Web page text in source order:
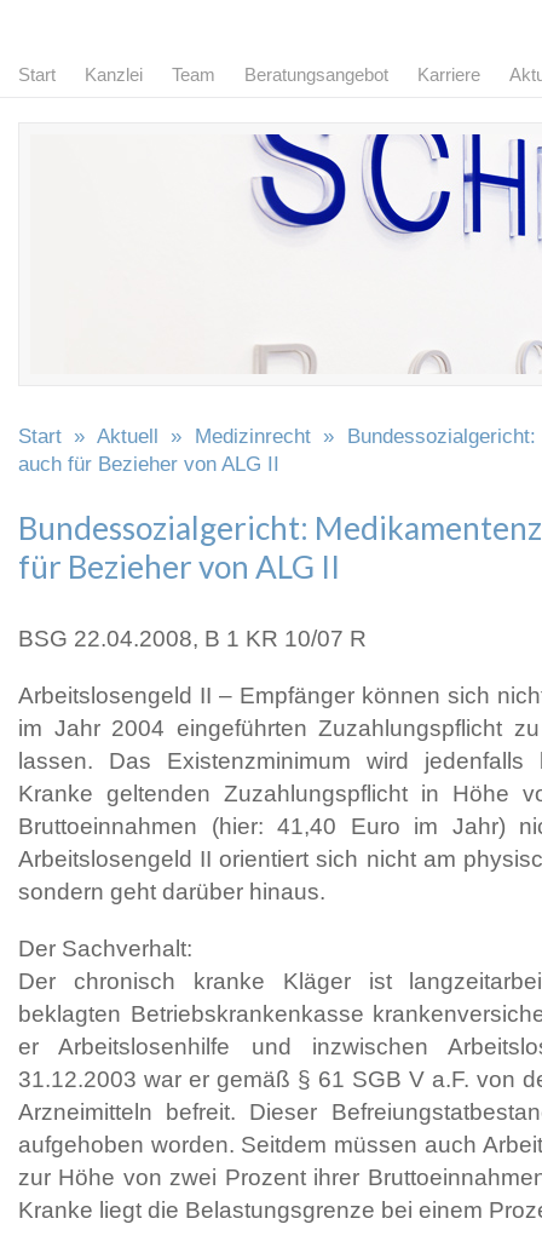
Start Kanzlei Team Beratungsangebot Karriere
Start » Aktuell » Medizinrecht» Bundessozialgericht:
auch für Bezieher von ALG II
Bundessozialgericht:
für Bezieher von ALG II
BSG 22.04.2008, B 1 KR 10/07 R
Arbeitslosengeld II – Empfänger können sich
im Jahr 2004 eingeführten Zuzahlungspflicht
lassen. Das Existenzminimum wird
Kranke geltenden Zuzahlungspflicht in Höhe
Bruttoeinnahmen (hier: 41,40 Euro im Jahr)
Arbeitslosengeld II orientiert sich nicht am
sondern geht darüber hinaus.
Der Sachverhalt:
Der chronisch kranke Kläger ist
beklagten Betriebskrankenkasse
er Arbeitslosenhilfe und inzwischen
31.12.2003 war er gemäß § 61 SGB V a.F. von
Arzneimitteln befreit. Dieser
aufgehoben worden. Seitdem müssen auch
zur Höhe von zwei Prozent ihrer
Kranke liegt die Belastungsgrenze bei einem